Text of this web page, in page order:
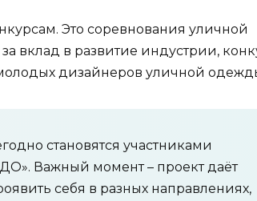
Это соревнования уличной
вклад в развитие индустрии,
дизайнеров уличной
становятся участниками
Важный момент – проект даёт
себя в разных направлениях,